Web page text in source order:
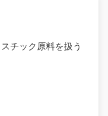
チック原料を扱う